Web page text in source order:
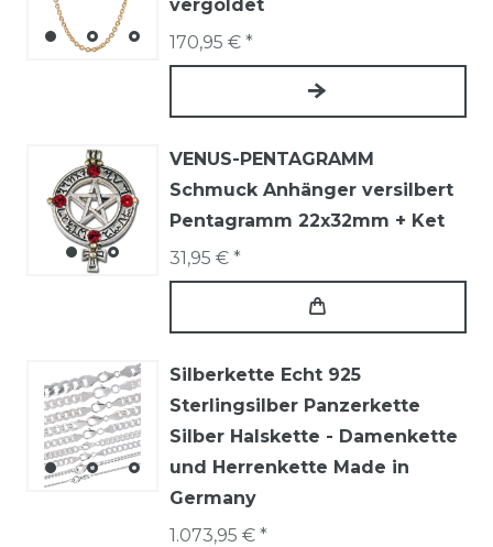
vergoldet
170,95 € *
VENUS-PENTAGRAMM
Schmuck Anhänger versilbert
Pentagramm 22x32mm + Ket
31,95 € *
Silberkette Echt 925
Sterlingsilber Panzerkette
Silber Halskette - Damenkette
und Herrenkette Made in
Germany
1.073,95 € *